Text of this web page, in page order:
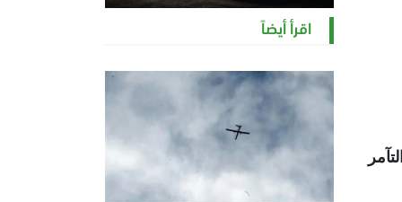
بـ"التآمر
الخميس 6 أغسطس 2026 11:12 ص
اقرأ أيضاً